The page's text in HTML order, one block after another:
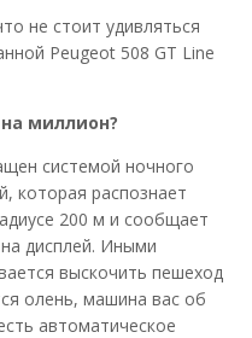
не стоит удивляться
Peugeot 508 GT Line
миллион?
системой ночного
которая распознает
200 м и сообщает
дисплей. Иными
выскочить пешеход
олень, машина вас об
автоматическое